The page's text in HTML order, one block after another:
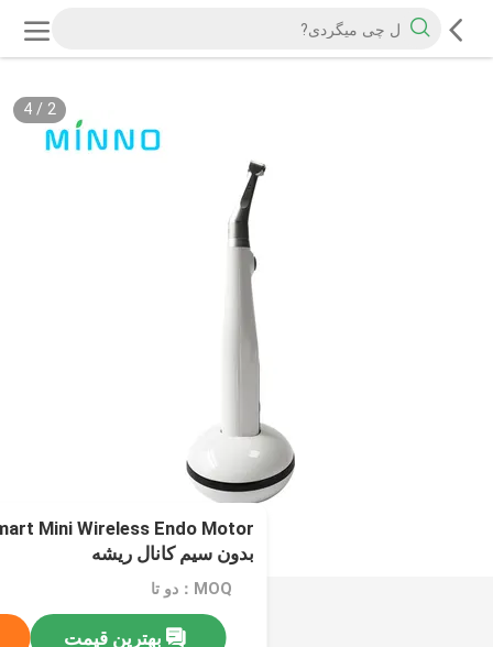
2
/
4
بدون سیم کانال ریشه
MOQ：دو تا
بهترین قیمت